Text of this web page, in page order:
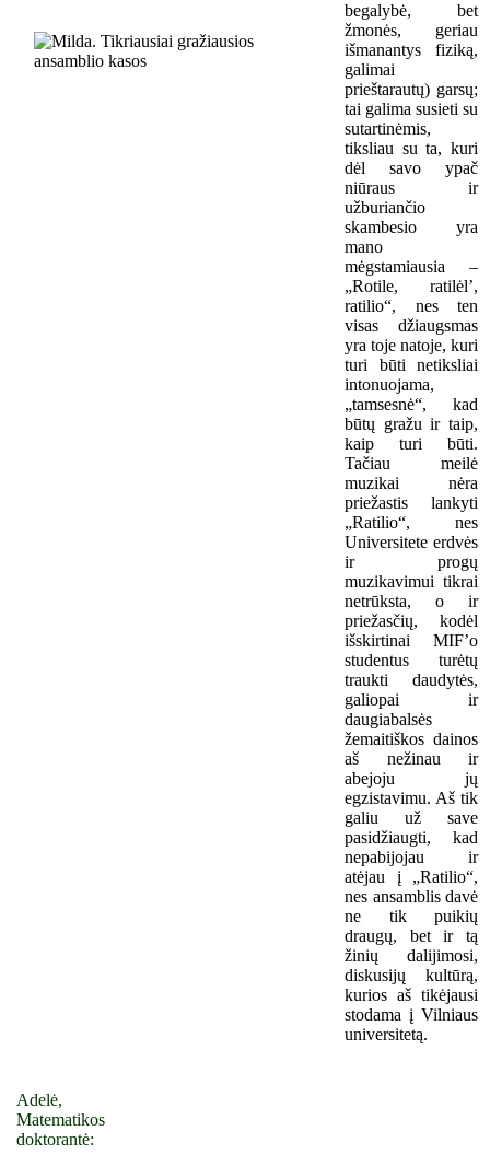
begalybė, bet
žmonės, geriau
išmanantys fiziką,
galimai
prieštarautų) garsų;
tai galima susieti su
sutartinėmis,
tiksliau su ta, kuri
dėl savo ypač
niūraus ir
užburiančio
skambesio yra
mano
mėgstamiausia –
„Rotile, ratilėl’,
ratilio“, nes ten
visas džiaugsmas
yra toje natoje, kuri
turi būti netiksliai
intonuojama,
„tamsesnė“, kad
būtų gražu ir taip,
kaip turi būti.
Tačiau meilė
muzikai nėra
priežastis lankyti
„Ratilio“, nes
Universitete erdvės
ir progų
muzikavimui tikrai
netrūksta, o ir
priežasčių, kodėl
išskirtinai MIF’o
studentus turėtų
traukti daudytės,
galiopai ir
daugiabalsės
žemaitiškos dainos
aš nežinau ir
abejoju jų
egzistavimu. Aš tik
galiu už save
pasidžiaugti, kad
nepabijojau ir
atėjau į „Ratilio“,
nes ansamblis davė
ne tik puikių
draugų, bet ir tą
žinių dalijimosi,
diskusijų kultūrą,
kurios aš tikėjausi
stodama į Vilniaus
universitetą.
Adelė,
Matematikos
doktorantė: